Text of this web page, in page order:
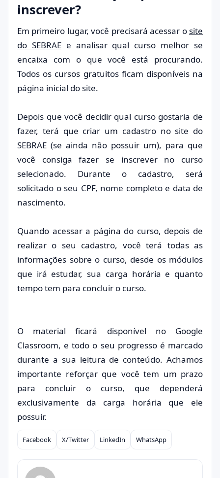
inscrever?
Em primeiro lugar, você precisará acessar o site
do SEBRAEe analisar qual curso melhor se
encaixa com o que você está procurando.
Todos os cursos gratuitos ficam disponíveis na
página inicial do site.
Depois que você decidir qual curso gostaria de
fazer, terá que criar um cadastro no site do
SEBRAE (se ainda não possuir um), para que
você consiga fazer se inscrever no curso
selecionado. Durante o cadastro, será
solicitado o seu CPF, nome completo e data de
nascimento.
Quando acessar a página do curso, depois de
realizar o seu cadastro, você terá todas as
informações sobre o curso, desde os módulos
que irá estudar, sua carga horária e quanto
tempo tem para concluir o curso.
O material ficará disponível no Google
Classroom, e todo o seu progresso é marcado
durante a sua leitura de conteúdo. Achamos
importante reforçar que você tem um prazo
para concluir o curso, que dependerá
exclusivamente da carga horária que ele
possuir.
Compartilhar
Facebook X/Twitter LinkedIn WhatsApp